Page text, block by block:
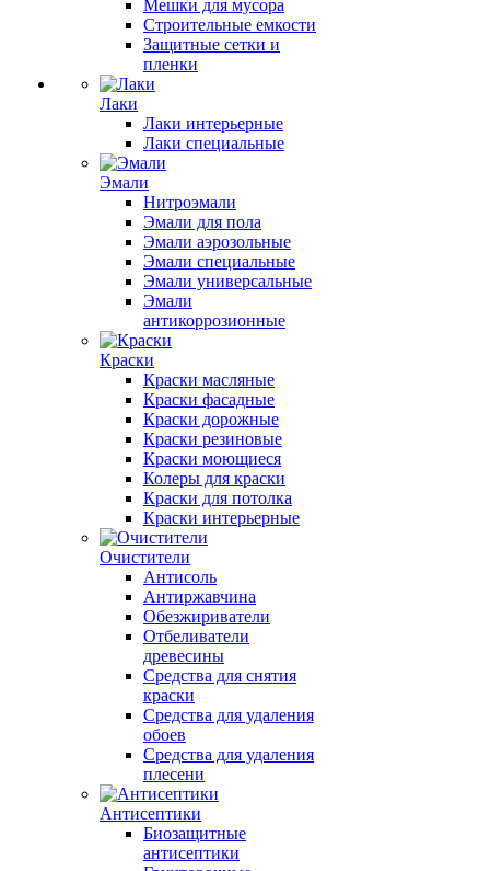
Мешки для мусора
Строительные емкости
Защитные сетки и
пленки
Лаки
Лаки интерьерные
Лаки специальные
Эмали
Нитроэмали
Эмали для пола
Эмали аэрозольные
Эмали специальные
Эмали универсальные
Эмали
антикоррозионные
Краски
Краски масляные
Краски фасадные
Краски дорожные
Краски резиновые
Краски моющиеся
Колеры для краски
Краски для потолка
Краски интерьерные
Очистители
Антисоль
Антиржавчина
Обезжириватели
Отбеливатели
древесины
Средства для снятия
краски
Средства для удаления
обоев
Средства для удаления
плесени
Антисептики
Биозащитные
антисептики